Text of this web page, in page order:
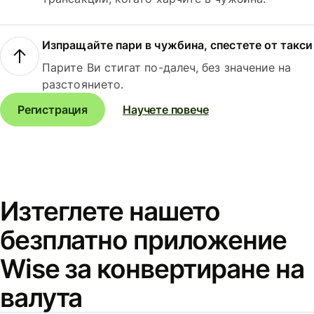
Изпращайте пари в чужбина, спестете от такси
Парите Ви стигат по-далеч, без значение на
разстоянието.
Регистрация
Научете повече
Изтеглете нашето
безплатно приложение
Wise за конвертиране на
валута